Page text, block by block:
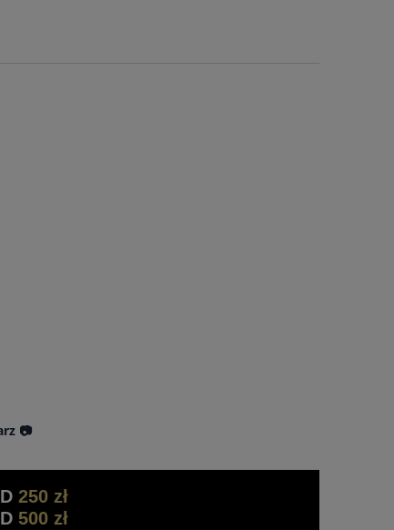
📷
250 zł
500 zł